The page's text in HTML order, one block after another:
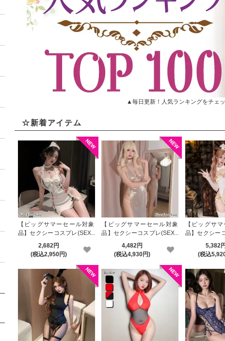
2026.7.17
スーパーサマーセール開催！期間限定【MAX30%OFF】
2026.7.15
21時から！爆安【全品39％OFF】サンキューsale開催！
18時から！全品対象【週末だけの15％OFF】クーポン配布中
毎日＼777円割引チャンス／七夕スペシャルクーポン大公開
2026.6.29
【MAX30%OFF】全品お買得♪七夕セール開催！
2026.6.23
新作アイテム 3型追加
2026.6.13
お昼12時から！大感謝＼39％OFFセール／拡大SPECIALスタート！
2026.6.1
18時から！夏先取りMAX30%OFFセールがスタート！
2026.6.1
皆様のおかげで12周年！お得な記念Wキャンペーン実施
2026.5.29
18時から！月末特別企画＼1000円OFF／割引クーポン配布スタート
2026.5.15
【18時から】週末限定！毎日使える1000円OFF割引クーポン配布中
2026.5.14
ストッキングの日記念キャンペーンでプレゼント全員もらえる！15日(金)ま
▲毎日更新！人気ランキングをチェ
☆新着アイテム
【ビッグサマーセール対象
品】セクシーコスプレ(SEXY
COSPLAY) 4422
2,682円
(税込2,950円)
【ビッグサマーセール対象
品】セクシーコスプレ(SEXY
COSPLAY) 4430
4,482円
(税込4,930円)
【ビッグサ
品】セクシー
COSPLAY)
5,382
(税込